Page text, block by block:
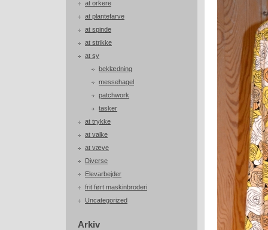
at orkere
at plantefarve
at spinde
at strikke
at sy
beklædning
messehagel
patchwork
tasker
at trykke
at valke
at væve
Diverse
Elevarbejder
frit ført maskinbroderi
Uncategorized
Arkiv